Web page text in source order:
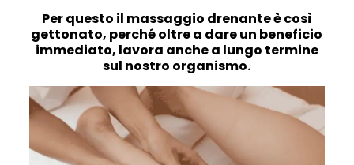
Per questo il massaggio drenante è così
gettonato, perché oltre a dare un beneficio
immediato, lavora anche a lungo termine
sul nostro organismo.